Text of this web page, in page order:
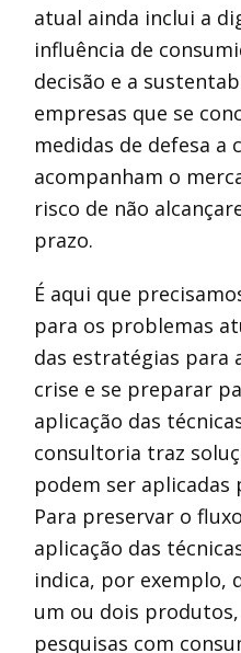
atual ainda inclui a
influência de
decisão e a
empresas que se
medidas de defesa a
acompanham o
risco de não
prazo.
É aqui que
para os problemas
das estratégias para
crise e se preparar
aplicação das
consultoria traz
podem ser aplicadas
Para preservar o
aplicação das
indica, por exemplo,
um ou dois
pesquisas com